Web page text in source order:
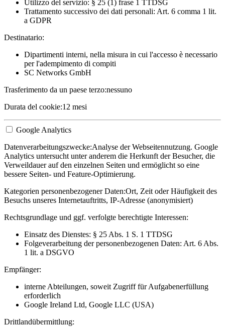
Utilizzo del servizio: § 25 (1) frase 1 TTDSG
Trattamento successivo dei dati personali: Art. 6 comma 1 lit.
a GDPR
Destinatario:
Dipartimenti interni, nella misura in cui l'accesso è necessario
per l'adempimento di compiti
SC Networks GmbH
Trasferimento da un paese terzo:nessuno
Durata del cookie:12 mesi
Google Analytics
Datenverarbeitungszwecke:Analyse der Webseitennutzung. Google
Analytics untersucht unter anderem die Herkunft der Besucher, die
Verweildauer auf den einzelnen Seiten und ermöglicht so eine
bessere Seiten- und Feature-Optimierung.
Kategorien personenbezogener Daten:Ort, Zeit oder Häufigkeit des
Besuchs unseres Internetauftritts, IP-Adresse (anonymisiert)
Rechtsgrundlage und ggf. verfolgte berechtigte Interessen:
Einsatz des Dienstes: § 25 Abs. 1 S. 1 TTDSG
Folgeverarbeitung der personenbezogenen Daten: Art. 6 Abs.
1 lit. a DSGVO
Empfänger:
interne Abteilungen, soweit Zugriff für Aufgabenerfüllung
erforderlich
Google Ireland Ltd, Google LLC (USA)
Drittlandübermittlung: